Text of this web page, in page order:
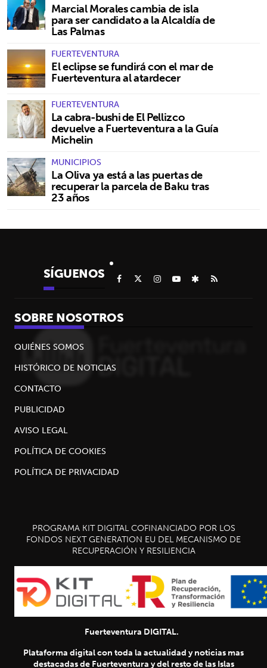
Marcial Morales cambia de isla
para ser candidato a la Alcaldía de
Las Palmas
FUERTEVENTURA
El eclipse se fundirá con el mar de
Fuerteventura al atardecer
FUERTEVENTURA
La cabra-bushi de El Pellizco
devuelve a Fuerteventura a la Guía
Michelin
MUNICIPIOS
La Oliva ya está a las puertas de
recuperar la parcela de Baku tras
23 años
SÍGUENOS
SOBRE NOSOTROS
QUIÉNES SOMOS
HISTÓRICO DE NOTICIAS
CONTACTO
PUBLICIDAD
AVISO LEGAL
POLÍTICA DE COOKIES
POLÍTICA DE PRIVACIDAD
PROGRAMA KIT DIGITAL COFINANCIADO POR LOS
FONDOS NEXT GENERATION EU DEL MECANISMO DE
RECUPERACIÓN Y RESILIENCIA
Fuerteventura DIGITAL.
Plataforma digital con toda la actualidad y noticias mas
destacadas de Fuerteventura y del resto de las Islas